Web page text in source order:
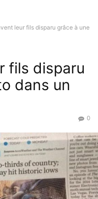
leur fils disparu grâce à une
fils disparu
dans un
0